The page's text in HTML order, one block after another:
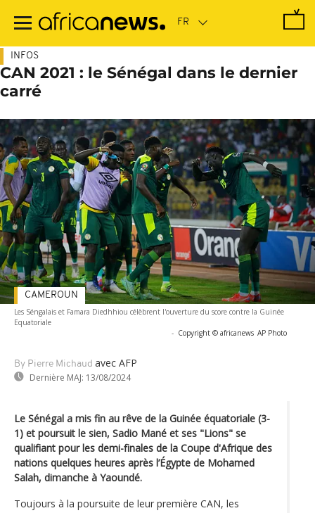
contenu
INFOS
CAN 2021 : le Sénégal dans le dernier
carré
Les Séngalais et Famara Diedhhiou célèbrent l'ouverture du score contre la Guinée
Equatoriale
- Copyright © africanews AP Photo
By Pierre Michaud avec AFP
Dernière MAJ: 13/08/2024
CAMEROUN
Le Sénégal a mis fin au rêve de la Guinée équatoriale (3-
1) et poursuit le sien, Sadio Mané et ses "Lions" se
qualifiant pour les demi-finales de la Coupe d'Afrique des
nations quelques heures après l’Égypte de Mohamed
Salah, dimanche à Yaoundé.
Toujours à la poursuite de leur première CAN, les